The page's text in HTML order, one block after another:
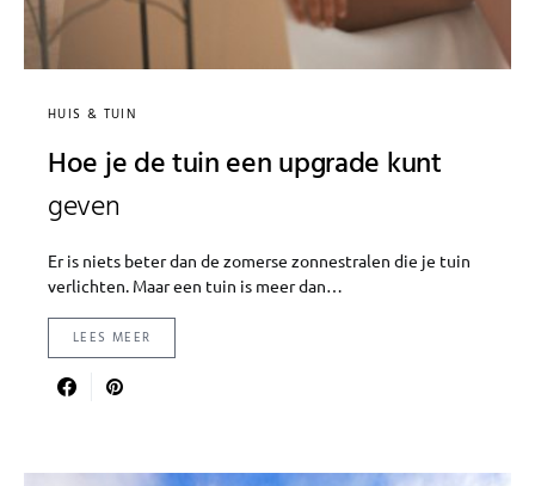
HUIS & TUIN
Hoe je de tuin een upgrade kunt
geven
Er is niets beter dan de zomerse zonnestralen die je tuin
verlichten. Maar een tuin is meer dan…
LEES MEER